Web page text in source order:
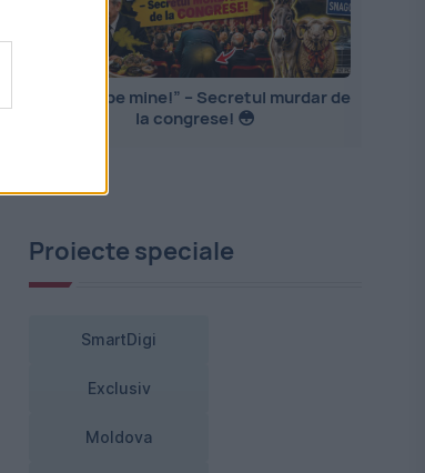
„Mă PIȘ pe mine!” – Secretul murdar de
la congrese! 😳
Proiecte speciale
SmartDigi
Exclusiv
Moldova